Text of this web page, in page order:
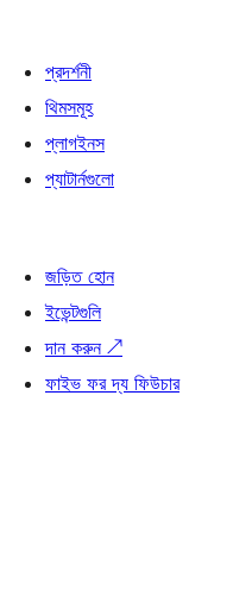
প্রদর্শনী
থিমসমূহ
প্লাগইনস
প্যাটার্নগুলো
জড়িত হোন
ইভেন্টগুলি
দান করুন ↗
ফাইভ ফর দ্য ফিউচার